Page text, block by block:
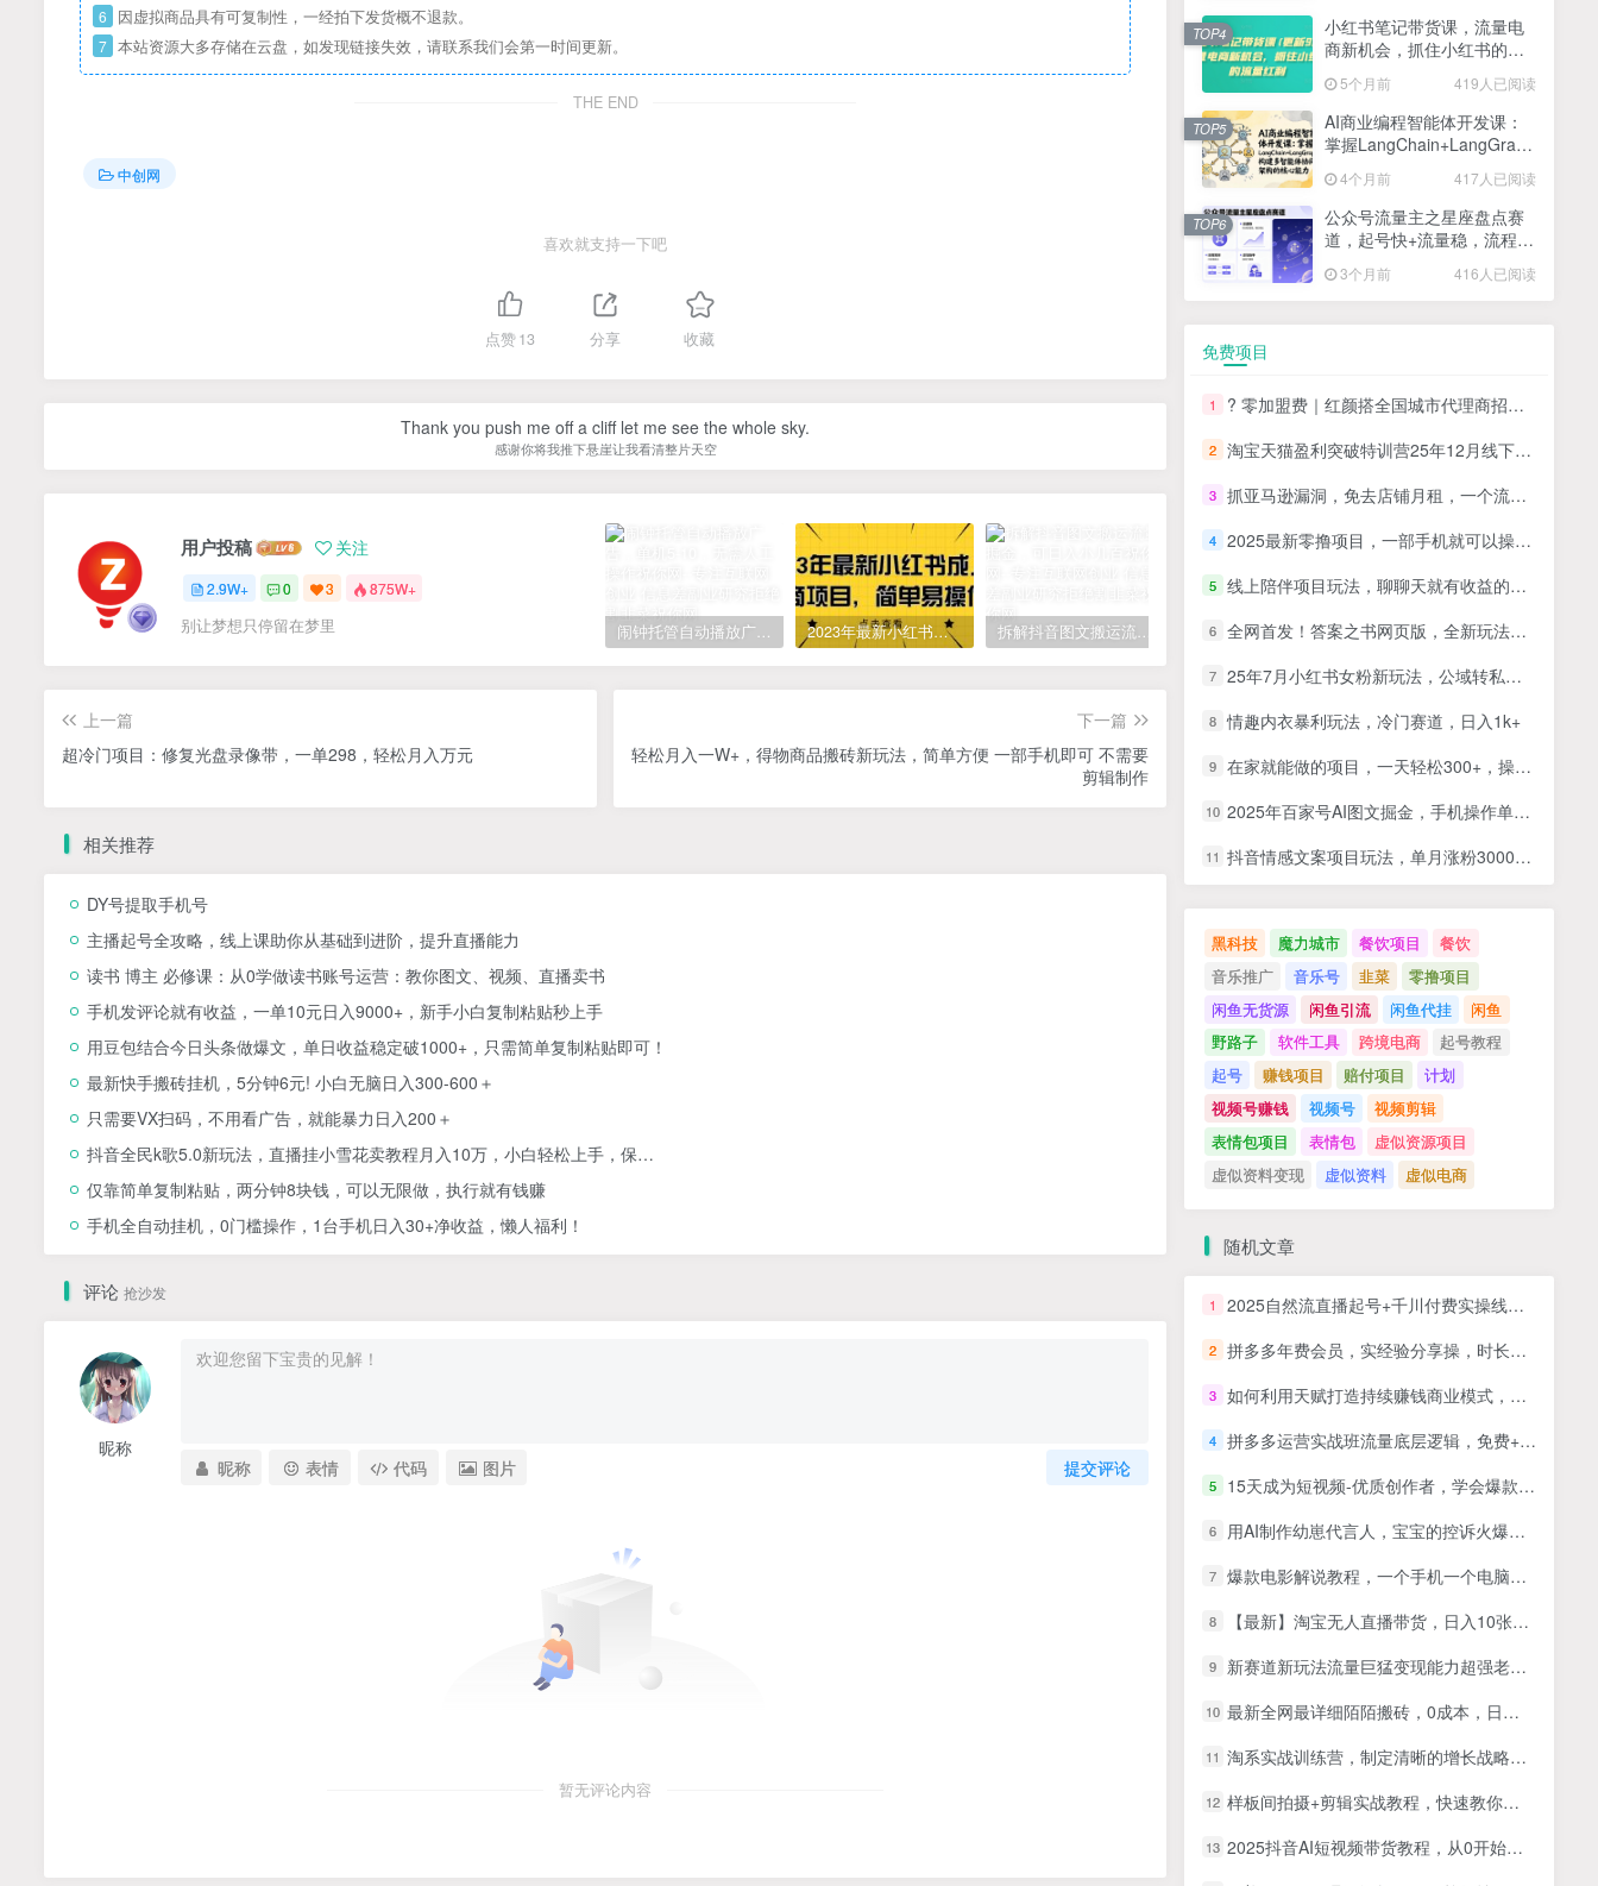
6 因虚拟商品具有可复制性，一经拍下发货概不退款。
7 本站资源大多存储在云盘，如发现链接失效，请联系我们会第一时间更新。
THE END
中创网
喜欢就支持一下吧
点赞13 分享 收藏
Thank you push me off a cliff let me see the whole sky.
感谢你将我推下悬崖让我看清整片天空
用户投稿 关注
2.9W+ 0 3 875W+
别让梦想只停留在梦里 闹钟托管自动播放广告，单机5-10，无需人工操作 2023年最新小红书成人电商项目，简单易操作【详细教程】 拆解抖音图文搬运流量掘金，可日入小几百 快手星火计划项目玩法，零门槛，单视频收益5000+，保姆级教程 汽水音乐听歌每天变现100+思路，第一时间入局抓住风口，玩法无私分享与你！
上一篇
超冷门项目：修复光盘录像带，一单298，轻松月入万元
下一篇
轻松月入一W+，得物商品搬砖新玩法，简单方便 一部手机即可 不需要
剪辑制作
相关推荐
DY号提取手机号
主播起号全攻略，线上课助你从基础到进阶，提升直播能力
读书 博主 必修课：从0学做读书账号运营：教你图文、视频、直播卖书
手机发评论就有收益，一单10元日入9000+，新手小白复制粘贴秒上手
用豆包结合今日头条做爆文，单日收益稳定破1000+，只需简单复制粘贴即可！
最新快手搬砖挂机，5分钟6元! 小白无脑日入300-600＋
只需要VX扫码，不用看广告，就能暴力日入200＋
抖音全民k歌5.0新玩法，直播挂小雪花卖教程月入10万，小白轻松上手，保…
仅靠简单复制粘贴，两分钟8块钱，可以无限做，执行就有钱赚
手机全自动挂机，0门槛操作，1台手机日入30+净收益，懒人福利！
评论 抢沙发
昵称
提交评论
昵称 表情 代码 图片
暂无评论内容
9 在家就能做的项目，一天轻松300+，操作简单上手快
10 2025年百家号AI图文掘金，手机操作单号月入4-5位数，低门槛【附指令+工具】
抖音情感文案项目玩法，单月涨粉3000+，新手小白也能做
小红书笔记带货课，流量电
商新机会，抓住小红书的流
5个月前 419人已阅读
TOP4
AI商业编程智能体开发课：
掌握LangChain+LangGraph
心能力
4个月前 417人已阅读
TOP5
公众号流量主之星座盘点赛
道，起号快+流量稳，流程简
3个月前 416人已阅读
TOP6
免费项目
1 ? 零加盟费｜红颜搭全国城市代理商招募正式启动！
2 淘宝天猫盈利突破特训营25年12月线下课，系统性的深度剖析电商企业经营之道，打造电商标准化运营体系
3 抓亚马逊漏洞，免去店铺月租，一个流量大竞争小，让你有机会成大卖的赛道
4 2025最新零撸项目，一部手机就可以操作，20秒一单，零投入纯薅羊毛，无门槛，一天200+【揭秘】
5 线上陪伴项目玩法，聊聊天就有收益的项目，一个月收益5000+
6 全网首发！答案之书网页版，全新玩法，搭配文档和网页，日入1k+零门槛小白首选副业
7 25年7月小红书女粉新玩法，公域转私域变现，日轻松变现2张+，5分钟简单复制好上手
8 情趣内衣暴利玩法，冷门赛道，日入1k+
9 在家就能做的项目，一天轻松300+，操作简单上手快
10 2025年百家号AI图文掘金，手机操作单号月入4-5位数，低门槛【附指令+工具】
11 抖音情感文案项目玩法，单月涨粉3000+，新手小白也能做
黑科技 魔力城市 餐饮项目
餐饮
音乐推广
音乐号 韭菜
零撸项目
闲鱼无货源
闲鱼引流 闲鱼代挂
闲鱼
野路子
软件工具 跨境电商
起号教程
起号
赚钱项目 赔付项目
计划
视频号赚钱
视频号
视频剪辑
表情包项目
表情包
虚似资源项目
虚似资料变现
虚似资料 虚似电商
随机文章
1 2025自然流直播起号+千川付费实操线上课(62节)，教你用付费给直播间做增量
2 拼多多年费会员，实经验分享操，时长拉满，干货拉满(更新11月)
3 如何利用天赋打造持续赚钱商业模式，用自己天赋去创业（21节课）
4 拼多多运营实战班流量底层逻辑，免费+付费流量玩法
5 15天成为短视频-优质创作者，学会爆款短视频底层逻辑
6 用AI制作幼崽代言人，宝宝的控诉火爆全网，15条作品涨粉13W，单号月入5位数实操教程
7 爆款电影解说教程，一个手机一个电脑就可以做影视解说
8 【最新】淘宝无人直播带货，日入10张，独家技术，无违规无封号，注册账号直接开播，不用养号【揭秘】
9 新赛道新玩法流量巨猛变现能力超强老铁实测当天变现7张
10 最新全网最详细陌陌搬砖，0成本，日收益300+稳定收入（全网独家）
11 淘系实战训练营，制定清晰的增长战略，突破流量与利润瓶颈，实现企业的规模化盈利
12 样板间拍摄+剪辑实战教程，快速教你把样板间拍出高级感
13 2025抖音AI短视频带货教程，从0开始手把手教，完整流程